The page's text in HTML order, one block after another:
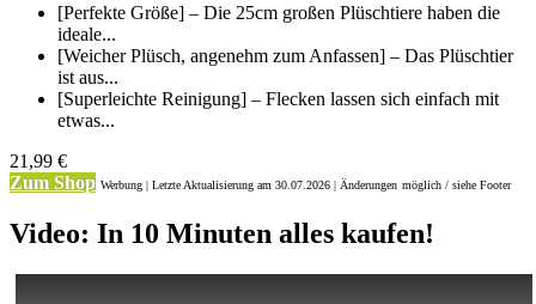
[Perfekte Größe] – Die 25cm großen Plüschtiere haben die
ideale...
[Weicher Plüsch, angenehm zum Anfassen] – Das Plüschtier
ist aus...
[Superleichte Reinigung] – Flecken lassen sich einfach mit
etwas...
21,99 €
Zum Shop Werbung | Letzte Aktualisierung am 30.07.2026 | Änderungen möglich / siehe Footer
Video: In 10 Minuten alles kaufen!